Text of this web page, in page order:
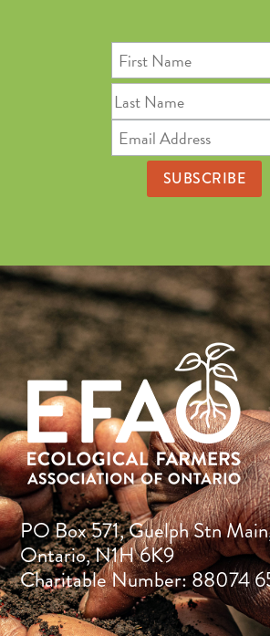
PO Box 571, Guelph Stn
Ontario, N1H 6K9
Charitable Number: 88074